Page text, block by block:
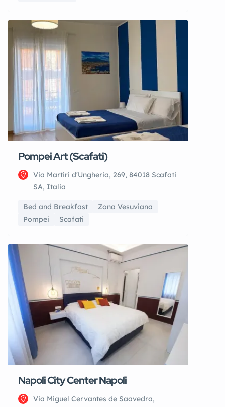
Pompei Art (Scafati)
Via Martiri d'Ungheria, 269, 84018 Scafati
SA, Italia
Bed and Breakfast
Zona Vesuviana
Pompei
Scafati
Napoli City Center Napoli
Via Miguel Cervantes de Saavedra,